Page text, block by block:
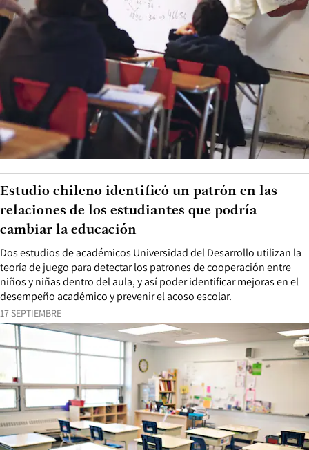
17 SEPTIEMBRE
Dos estudios de académicos Universidad del Desarrollo utilizan la
teoría de juego para detectar los patrones de cooperación entre
niños y niñas dentro del aula, y así poder identificar mejoras en el
desempeño académico y prevenir el acoso escolar.
Estudio chileno identificó un patrón en las
relaciones de los estudiantes que podría
cambiar la educación